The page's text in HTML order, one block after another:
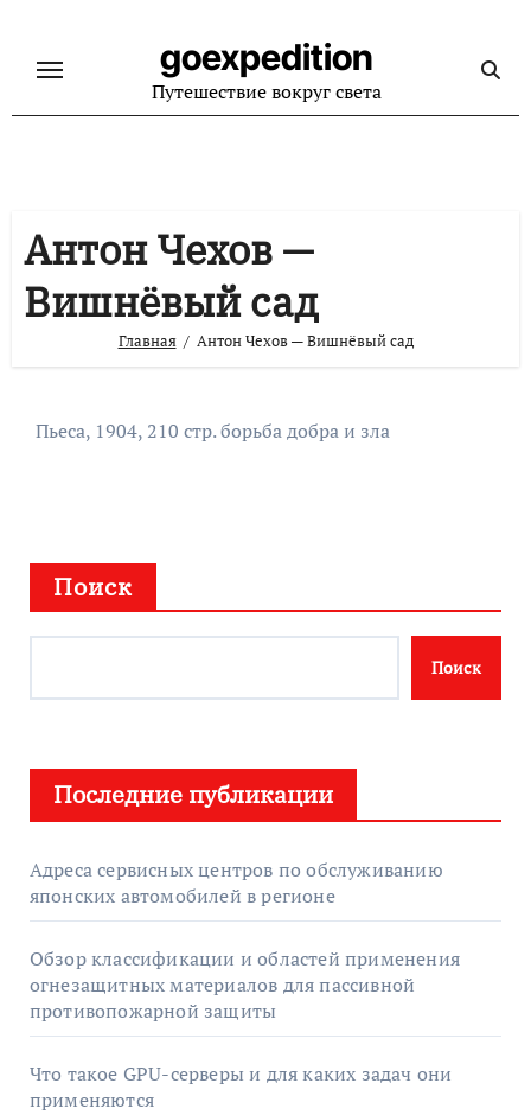
содержанию
goexpedition
Путешествие вокруг света
Антон Чехов —
Вишнёвый сад
Главная Антон Чехов — Вишнёвый сад
Пьеса, 1904, 210 стр. борьба добра и зла
Поиск
Поиск
Последние публикации
Адреса сервисных центров по обслуживанию
японских автомобилей в регионе
Обзор классификации и областей применения
огнезащитных материалов для пассивной
противопожарной защиты
Что такое GPU-серверы и для каких задач они
применяются